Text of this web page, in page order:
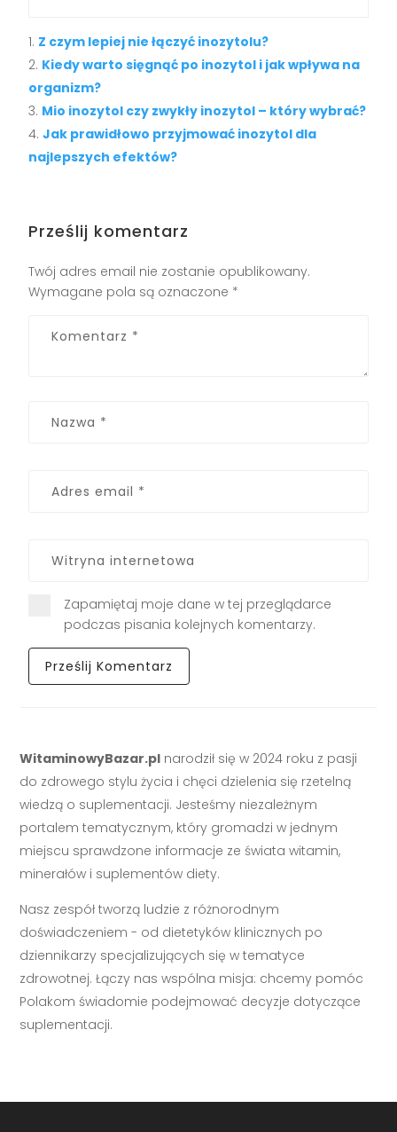
Z czym lepiej nie łączyć inozytolu?
Kiedy warto sięgnąć po inozytol i jak wpływa na
organizm?
Mio inozytol czy zwykły inozytol – który wybrać?
Jak prawidłowo przyjmować inozytol dla
najlepszych efektów?
Prześlij komentarz
Twój adres email nie zostanie opublikowany.
Wymagane pola są oznaczone *
Zapamiętaj moje dane w tej przeglądarce
podczas pisania kolejnych komentarzy.
WitaminowyBazar.pl narodził się w 2024 roku z pasji
do zdrowego stylu życia i chęci dzielenia się rzetelną
wiedzą o suplementacji. Jesteśmy niezależnym
portalem tematycznym, który gromadzi w jednym
miejscu sprawdzone informacje ze świata witamin,
minerałów i suplementów diety.
Nasz zespół tworzą ludzie z różnorodnym
doświadczeniem - od dietetyków klinicznych po
dziennikarzy specjalizujących się w tematyce
zdrowotnej. Łączy nas wspólna misja: chcemy pomóc
Polakom świadomie podejmować decyzje dotyczące
suplementacji.